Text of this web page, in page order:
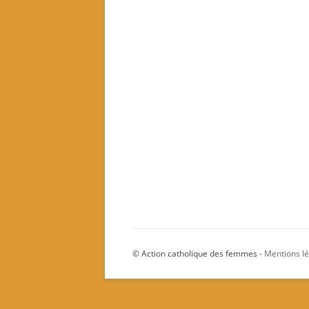
© Action catholique des femmes - Mentions